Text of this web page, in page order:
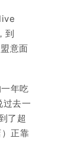
到
意面
年吃
过去一
了超
正靠